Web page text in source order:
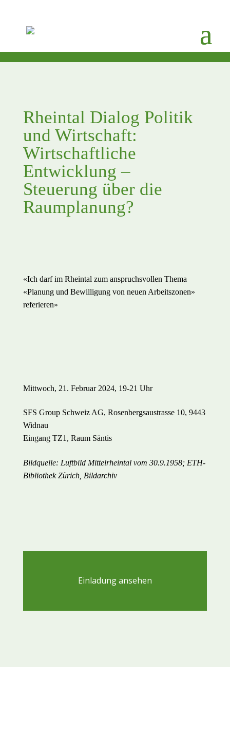
Rheintal Dialog Politik
und Wirtschaft:
Wirtschaftliche
Entwicklung –
Steuerung über die
Raumplanung?
«Ich darf im Rheintal zum anspruchsvollen Thema
«Planung und Bewilligung von neuen Arbeitszonen»
referieren»
Mittwoch, 21. Februar 2024, 19-21 Uhr
SFS Group Schweiz AG, Rosenbergsaustrasse 10, 9443
Widnau
Eingang TZ1, Raum Säntis
Bildquelle: Luftbild Mittelrheintal vom 30.9.1958; ETH-
Bibliothek Zürich, Bildarchiv
Einladung ansehen